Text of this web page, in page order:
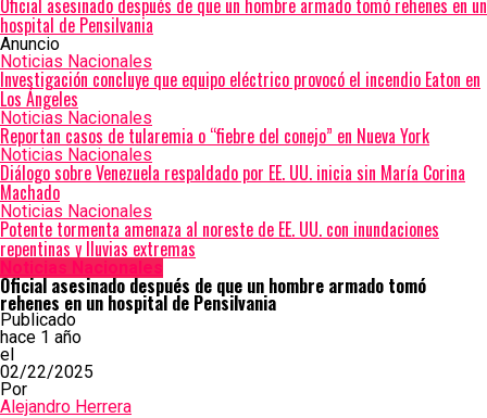
Oficial asesinado después de que un hombre armado tomó rehenes en un
hospital de Pensilvania
Anuncio
Noticias Nacionales
Investigación concluye que equipo eléctrico provocó el incendio Eaton en
Los Ángeles
Noticias Nacionales
Reportan casos de tularemia o “fiebre del conejo” en Nueva York
Noticias Nacionales
Diálogo sobre Venezuela respaldado por EE. UU. inicia sin María Corina
Machado
Noticias Nacionales
Potente tormenta amenaza al noreste de EE. UU. con inundaciones
repentinas y lluvias extremas
Noticias Nacionales
Oficial asesinado después de que un hombre armado tomó
rehenes en un hospital de Pensilvania
Publicado
hace 1 año
el
02/22/2025
Por
Alejandro Herrera